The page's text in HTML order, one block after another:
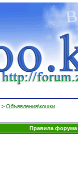
> Объявления\кошки
Правила форума